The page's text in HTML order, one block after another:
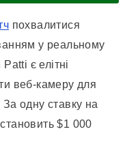
похвалитися
у реальному
є елітні
веб-камеру для
За одну ставку на
$1 000